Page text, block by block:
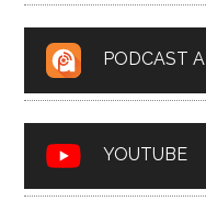
PODCAST
YOUTUBE